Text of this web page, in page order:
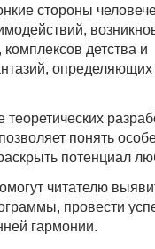
стороны
детства и
определяющих
понять
потенциал
читателю
провести
гармонии.